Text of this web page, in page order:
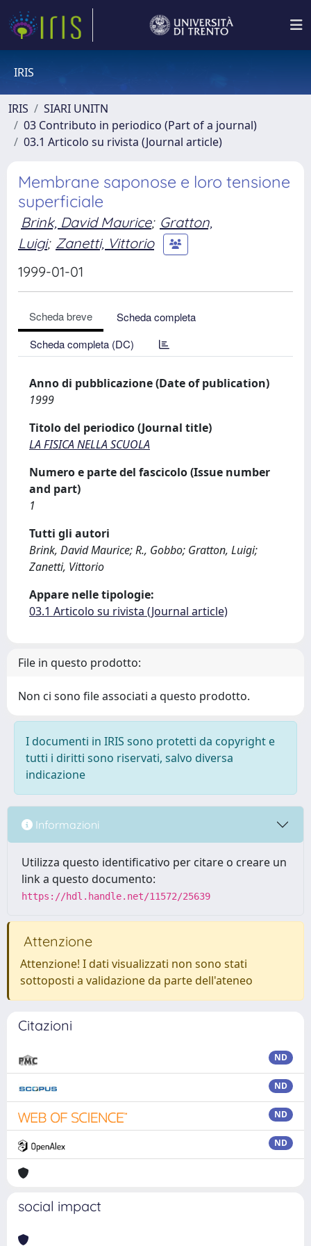
IRIS
IRIS
SIARI UNITN
03 Contributo in periodico (Part of a journal)
03.1 Articolo su rivista (Journal article)
Membrane saponose e loro tensione
superficiale
Brink, David Maurice; Gratton,
Luigi; Zanetti, Vittorio
1999-01-01
Scheda breve
Scheda completa
Scheda completa (DC)
Anno di pubblicazione (Date of publication)
1999
Titolo del periodico (Journal title)
LA FISICA NELLA SCUOLA
Numero e parte del fascicolo (Issue number
and part)
1
Tutti gli autori
Brink, David Maurice; R., Gobbo; Gratton, Luigi;
Zanetti, Vittorio
Appare nelle tipologie:
03.1 Articolo su rivista (Journal article)
File in questo prodotto:
Non ci sono file associati a questo prodotto.
I documenti in IRIS sono protetti da copyright e
tutti i diritti sono riservati, salvo diversa
indicazione
Informazioni
Utilizza questo identificativo per citare o creare un
link a questo documento:
https://hdl.handle.net/11572/25639
Attenzione
Attenzione! I dati visualizzati non sono stati
sottoposti a validazione da parte dell'ateneo
Citazioni
ND
ND
ND
ND
social impact